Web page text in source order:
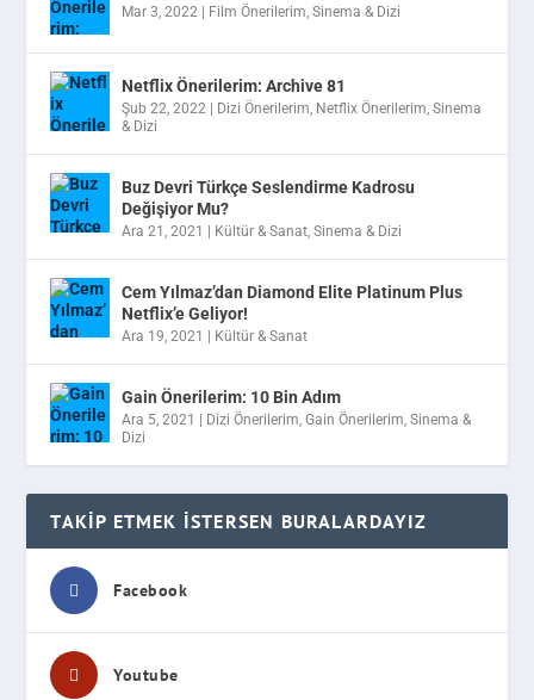
Mar 3, 2022 Film Önerilerim,Sinema & Dizi
Netflix Önerilerim: Archive 81
Şub 22, 2022 Dizi Önerilerim, Netflix Önerilerim,Sinema
& Dizi
Buz Devri Türkçe Seslendirme Kadrosu
Değişiyor Mu?
Ara 21, 2021 Kültür & Sanat,Sinema & Dizi
Cem Yılmaz’dan Diamond Elite Platinum Plus
Netflix’e Geliyor!
Ara 19, 2021 Kültür & Sanat
Gain Önerilerim: 10 Bin Adım
Ara 5, 2021 Dizi Önerilerim,Gain Önerilerim,Sinema &
Dizi
TAKIP ETMEK İSTERSEN BURALARDAYIZ
Facebook
Youtube